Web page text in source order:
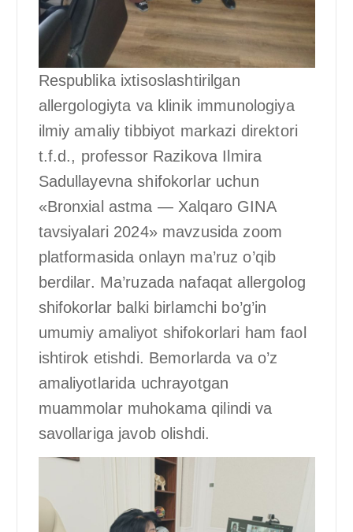
Respublika ixtisoslashtirilgan
allergologiyta va klinik immunologiya
ilmiy amaliy tibbiyot markazi direktori
t.f.d., professor Razikova Ilmira
Sadullayevna shifokorlar uchun
«Bronxial astma — Xalqaro GINA
tavsiyalari 2024» mavzusida zoom
platformasida onlayn ma’ruz o’qib
berdilar. Ma’ruzada nafaqat allergolog
shifokorlar balki birlamchi bo’g’in
umumiy amaliyot shifokorlari ham faol
ishtirok etishdi. Bemorlarda va o’z
amaliyotlarida uchrayotgan
muammolar muhokama qilindi va
savollariga javob olishdi.